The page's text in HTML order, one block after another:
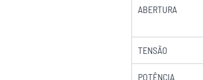
ABERTURA
TENSÃO
POTÊNCIA